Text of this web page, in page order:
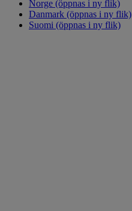
Norge (öppnas i ny flik)
Danmark (öppnas i ny flik)
Suomi (öppnas i ny flik)